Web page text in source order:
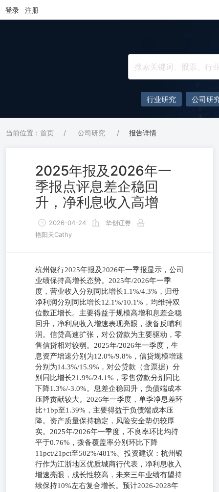
登录 注册
行业研究 公司研
当前位置：首页 / 公司研究 / 报告详情
2025年报及2026年一
季报点评息差企稳回
升，净利息收入高增
2026-04-24
华创证券
艳阳天Cathy
杭州银行2025年报及2026年一季报显示，公司
业绩保持高增长态势。2025年/2026年一季
度，营业收入分别同比增长1.1%/4.3%，归母
净利润分别同比增长12.1%/10.1%，均维持双
位数正增长。主要得益于规模高增和息差企稳
回升，净利息收入增速表现亮眼，拨备反哺利
润。信贷高速扩张，对公贷款为主要驱动，零
售信贷相对较弱。2025年/2026年一季度，生
息资产增速分别为12.0%/9.8%，信贷规模增速
分别为14.3%/15.9%，对公贷款（含票据）分
别同比增长21.9%/24.1%，零售贷款分别同比
下降1.3%/-3.0%。息差企稳回升，负债端成本
压降贡献较大。2026年一季度，单季净息差环
比+1bp至1.39%，主要得益于负债端成本压
降。资产质量保持稳定，风险安全垫仍较厚
实。2025年/2026年一季度，不良率环比均持
平于0.76%，拨备覆盖率分别环比下降
11pct/21pct至502%/481%。投资建议：杭州银
行作为江浙地区优质城商行代表，净利息收入
增速亮眼，成长性较高，未来三年业绩有望持
续保持10%左右复合增长。预计2026-2028年